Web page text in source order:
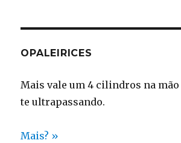
OPALEIRICES
Mais vale um 4 cilindros na mão
te ultrapassando.
Mais? »